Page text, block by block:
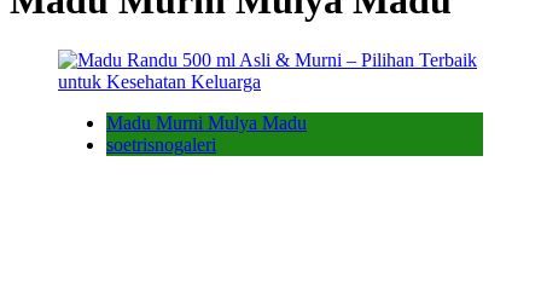
Madu Murni Mulya Madu
soetrisnogaleri